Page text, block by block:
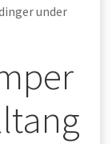
under